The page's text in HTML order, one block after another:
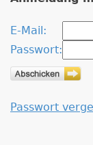
E-Mail:
Passwort:
Passwort